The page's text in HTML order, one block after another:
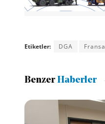
Etiketler: DGA Fransa
BenzerHaberler